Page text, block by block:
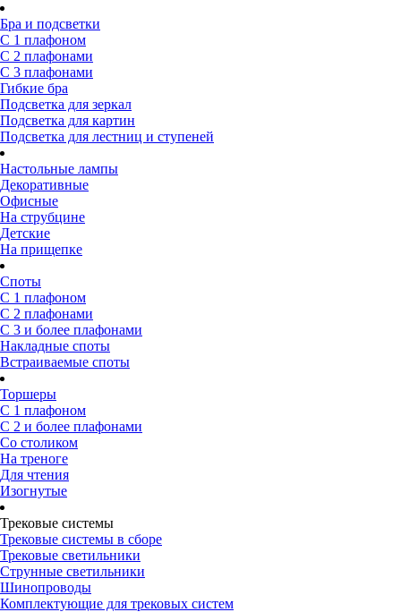
Бра и подсветки
С 1 плафоном
С 2 плафонами
С 3 плафонами
Гибкие бра
Подсветка для зеркал
Подсветка для картин
Подсветка для лестниц и ступеней
Настольные лампы
Декоративные
Офисные
На струбцине
Детские
На прищепке
Споты
С 1 плафоном
С 2 плафонами
С 3 и более плафонами
Накладные споты
Встраиваемые споты
Торшеры
С 1 плафоном
С 2 и более плафонами
Со столиком
На треноге
Для чтения
Изогнутые
Трековые системы
Трековые системы в сборе
Трековые светильники
Струнные светильники
Шинопроводы
Комплектующие для трековых систем